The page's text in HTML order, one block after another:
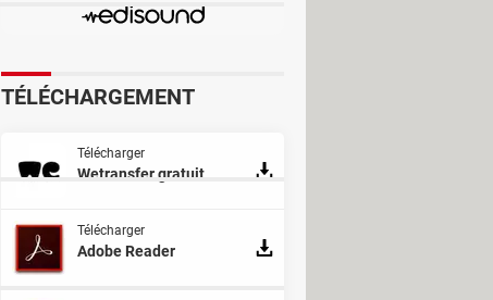
TÉLÉCHARGEMENT
Télécharger
Wetransfer gratuit
Télécharger
Adobe Reader